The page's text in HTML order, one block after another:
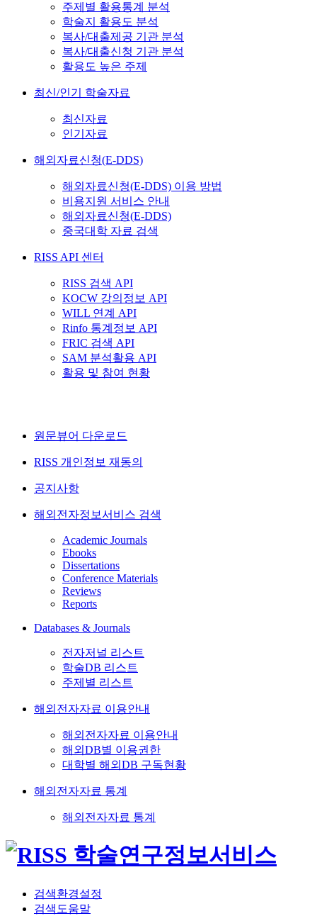
주제별 활용통계 분석
학술지 활용도 분석
복사/대출제공 기관 분석
복사/대출신청 기관 분석
활용도 높은 주제
최신/인기 학술자료
최신자료
인기자료
해외자료신청(E-DDS)
해외자료신청(E-DDS) 이용 방법
비용지원 서비스 안내
해외자료신청(E-DDS)
중국대학 자료 검색
RISS API 센터
RISS 검색 API
KOCW 강의정보 API
WILL 연계 API
Rinfo 통계정보 API
FRIC 검색 API
SAM 분석활용 API
활용 및 참여 현황
원문뷰어 다운로드
RISS 개인정보 재동의
공지사항
해외전자정보서비스 검색
Academic Journals
Ebooks
Dissertations
Conference Materials
Reviews
Reports
Databases & Journals
전자저널 리스트
학술DB 리스트
주제별 리스트
해외전자자료 이용안내
해외전자자료 이용안내
해외DB별 이용권한
대학별 해외DB 구독현황
해외전자자료 통계
해외전자자료 통계
검색환경설정
검색도움말